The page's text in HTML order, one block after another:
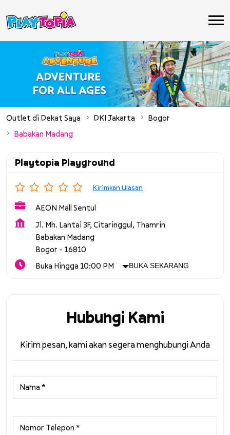
Outlet di Dekat Saya DKI Jakarta
Bogor
Babakan Madang
Playtopia Playground
Kirimkan Ulasan
AEON Mall Sentul
Jl. Mh. Lantai 3F, Citaringgul, Thamrin
Babakan Madang
Bogor - 16810
Buka Hingga 10:00 PM
BUKA SEKARANG
Hubungi Kami
Kirim pesan, kami akan segera menghubungi Anda